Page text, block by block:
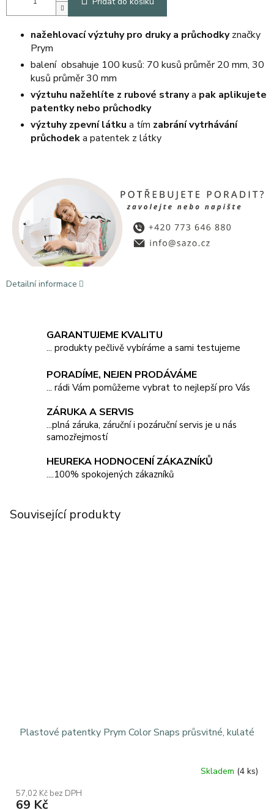
nažehlovací výztuhy pro druky a průchodkyznačky
Prym
balení obsahuje 100 kusů: 70 kusů průměr 20 mm, 30
kusů průměr 30 mm
výztuhu nažehlíte z rubové stranya pak aplikujete
patentky nebo průchodky
výztuhy zpevní látku a tím zabrání vytrhávání
průchodeka patentek z látky
Detailní informace
GARANTUJEME KVALITU
... produkty pečlivě vybíráme a sami testujeme
PORADÍME, NEJEN PRODÁVÁME
... rádi Vám pomůžeme vybrat to nejlepší pro Vás
ZÁRUKA A SERVIS
...plná záruka, záruční i pozáruční servis je u nás
samozřejmostí
HEUREKA HODNOCENÍ ZÁKAZNÍKŮ
....100% spokojených zákazníků
Související produkty
Plastové patentky Prym Color Snaps průsvitné, kulaté
produktu
je
Skladem (4 ks)
57,02 Kč bez DPH
69 Kč